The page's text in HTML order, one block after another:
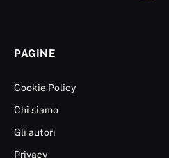
PAGINE
Cookie Policy
Chi siamo
Gli autori
Privacy